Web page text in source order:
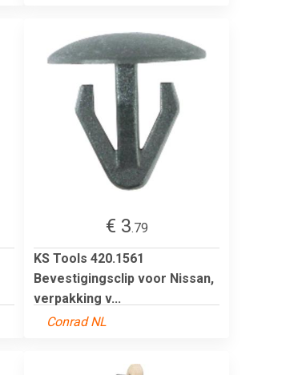
€ 3.79
KS Tools 420.1561
Bevestigingsclip voor Nissan,
verpakking v...
Conrad NL